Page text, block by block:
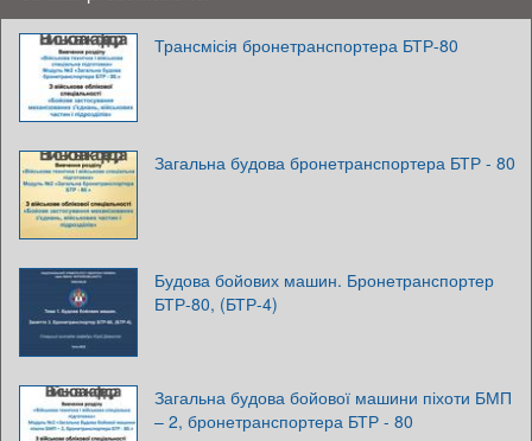
Трансмісія бронетранспортера БТР-80
Загальна будова бронетранспортера БТР - 80
Будова бойових машин. Бронетранспортер
БТР-80, (БТР-4)
Загальна будова бойової машини піхоти БМП
– 2, бронетранспортера БТР - 80